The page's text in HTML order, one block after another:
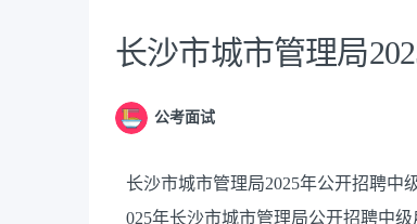
长沙市城市管理局
公考面试
长沙市城市管理局2025年公开招聘中
025年长沙市城市管理局公开招聘中